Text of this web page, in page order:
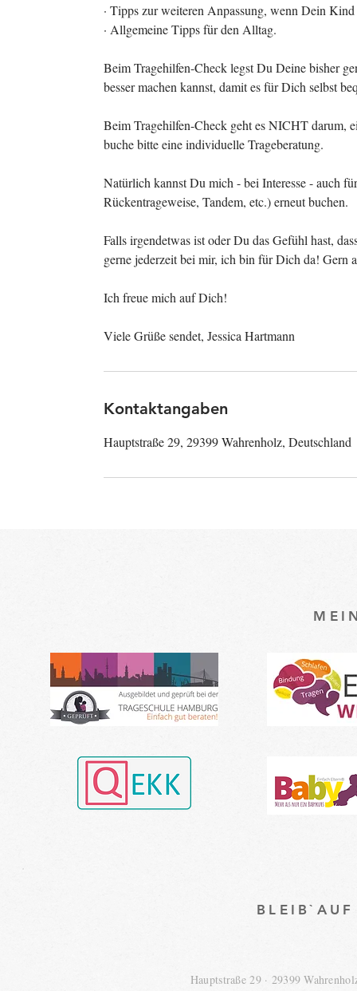
· Tipps zur weiteren Anpassung, wenn Dein
· Allgemeine Tipps für den Alltag.
Beim Tragehilfen-Check legst Du Deine bisher
besser machen kannst, damit es für Dich selbst
Beim Tragehilfen-Check geht es NICHT darum,
buche bitte eine individuelle Trageberatung.
Natürlich kannst Du mich - bei Interesse - auch
Rückentrageweise, Tandem, etc.) erneut buchen.
Falls irgendetwas ist oder Du das Gefühl hast,
gerne jederzeit bei mir, ich bin für Dich da! Gern
Ich freue mich auf Dich!
Viele Grüße sendet, Jessica Hartmann
Kontaktangaben
Hauptstraße 29, 29399 Wahrenholz, Deutschland
Hauptstraße 29 · 29399